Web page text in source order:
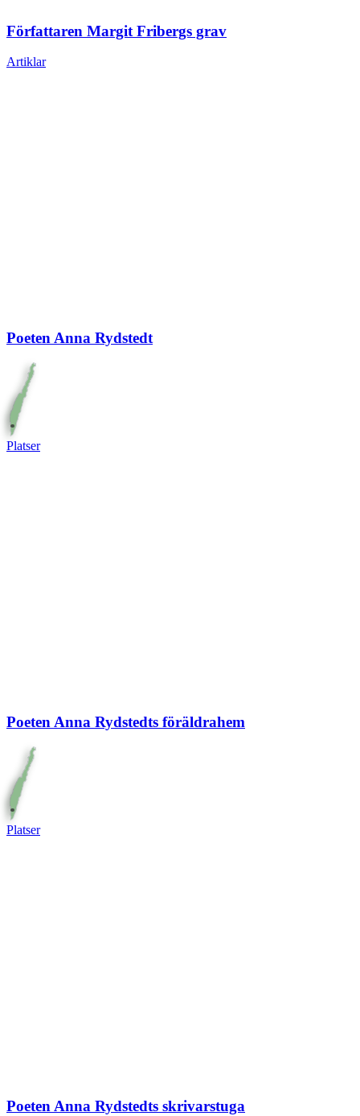
Författaren Margit Fribergs grav
Artiklar
Poeten Anna Rydstedt
Platser
Poeten Anna Rydstedts föräldrahem
Platser
Poeten Anna Rydstedts skrivarstuga